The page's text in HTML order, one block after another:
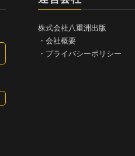
株式会社八重洲出版
・ 会社概要
・ プライバシーポリシー